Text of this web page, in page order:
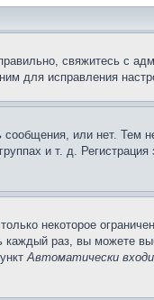
свяжитесь с
для исправления
или нет. Тем
и т. д. Регистрация
некоторое
раз, вы можете
Автоматически